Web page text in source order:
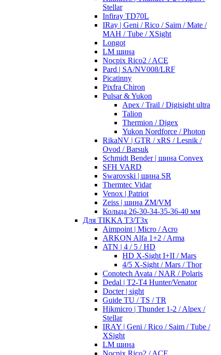
Stellar
Infiray TD70L
IRay | Geni / Rico / Saim / Mate /
MAH / Tube / XSight
Longot
LM шина
Nocpix Rico2 / ACE
Pard | SA/NV008/LRF
Picatinny
Pixfra Chiron
Pulsar & Yukon
Apex / Trail / Digisight ultra
Talion
Thermion / Digex
Yukon Nordforce / Photon
RikaNV | GTR / xRS / Lesnik /
Ovod / Barsuk
Schmidt Bender | шина Convex
SFH VARD
Swarovski | шина SR
Thermtec Vidar
Venox | Patriot
Zeiss | шина ZM/VM
Кольца 26-30-34-35-36-40 мм
Для TIKKA T3/T3x
Aimpoint | Micro / Acro
ARKON Alfa 1+2 / Arma
ATN | 4 / 5 / HD
HD X-Sight I+II / Mars
4/5 X-Sight / Mars / Thor
Conotech Avata / NAR / Polaris
Dedal | T2-T4 Hunter/Venator
Docter | sight
Guide TU / TS / TR
Hikmicro | Thunder 1-2 / Alpex /
Stellar
IRAY | Geni / Rico / Saim / Tube /
XSight
LM шина
Nocpix Rico2 / ACE